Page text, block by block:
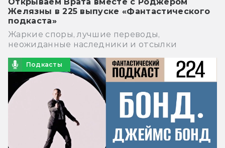
Желязны в 225 выпуске «Фантастического
подкаста»
Жаркие споры, лучшие переводы,
неожиданные наследники и отсылки
Подкасты